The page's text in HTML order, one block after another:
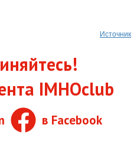
Источник
IMHOclub
в Facebook